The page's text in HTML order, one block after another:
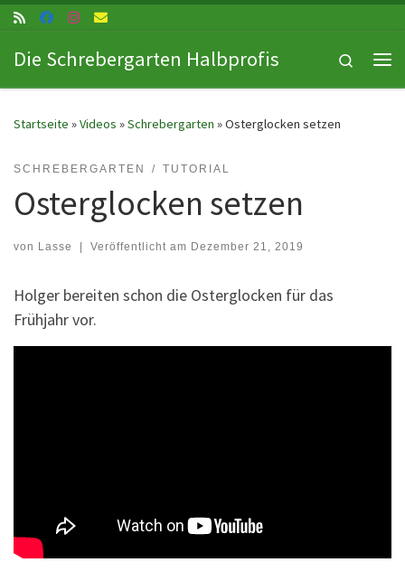
Zum Inhalt springen
Die Schrebergarten Halbprofis
Search
Startseite »Videos »Schrebergarten »Osterglocken setzen
SCHREBERGARTEN TUTORIAL
Osterglocken setzen
von Lasse | Veröffentlicht am Dezember 21, 2019
Holger bereiten schon die Osterglocken für das
Frühjahr vor.